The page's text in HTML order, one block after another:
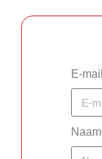
E-mail
Naam